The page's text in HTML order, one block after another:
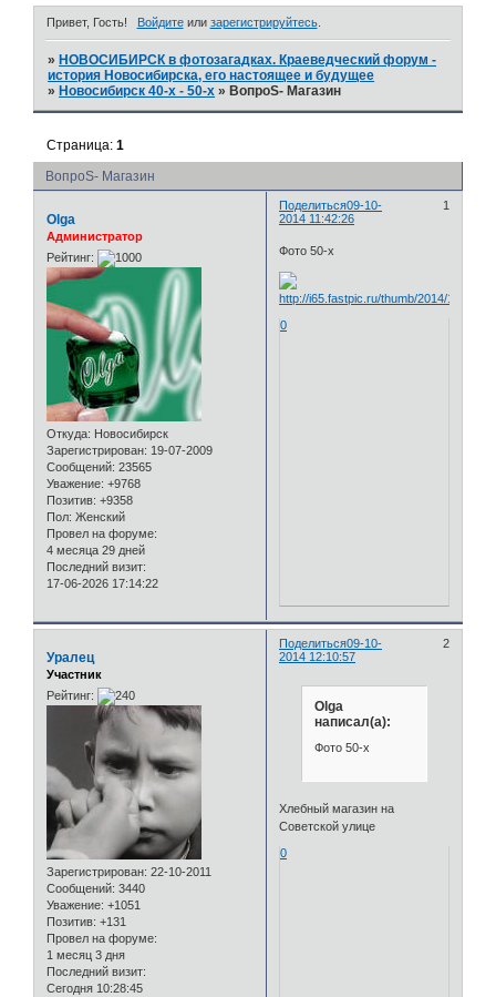
Привет, Гость! Войдитеили зарегистрируйтесь.
» НОВОСИБИРСК в фотозагадках. Краеведческий форум -
история Новосибирска, его настоящее и будущее
» Новосибирск 40-х - 50-х » ВопроS- Магазин
ВопроS- Магазин
Страница:1
Поделиться 1
09-10-
2014 11:42:26
Olga
Администратор
Рейтинг:
Откуда: Новосибирск
Зарегистрирован: 19-07-2009
Сообщений: 23565
Уважение: +9768
Позитив: +9358
Пол: Женский
Провел на форуме:
4 месяца 29 дней
Последний визит:
17-06-2026 17:14:22
Фото 50-х
0
Поделиться 2
09-10-
2014 12:10:57
Уралец
Участник
Рейтинг:
Зарегистрирован: 22-10-2011
Сообщений: 3440
Уважение: +1051
Позитив: +131
Провел на форуме:
1 месяц 3 дня
Последний визит:
Сегодня 10:28:45
Olga
написал(а):
Фото 50-х
Хлебный магазин на
Советской улице
0